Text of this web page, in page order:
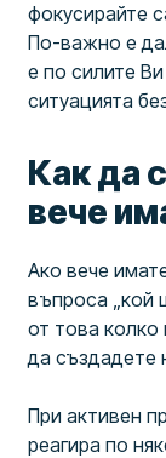
фокусирайте
По-важно е
е по силите
ситуацията
Как да
вече
Ако вече
въпроса „кой
от това
да създадете
При активен
реагира по